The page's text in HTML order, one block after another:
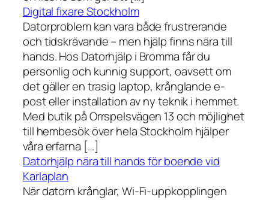
Digital fixare Stockholm
Datorproblem kan vara både frustrerande
och tidskrävande – men hjälp finns nära till
hands. Hos Datorhjälp i Bromma får du
personlig och kunnig support, oavsett om
det gäller en trasig laptop, krånglande e-
post eller installation av ny teknik i hemmet.
Med butik på Orrspelsvägen 13 och möjlighet
till hembesök över hela Stockholm hjälper
våra erfarna […]
Datorhjälp nära till hands för boende vid
Karlaplan
När datorn krånglar, Wi-Fi-uppkopplingen